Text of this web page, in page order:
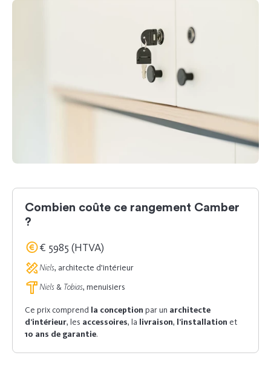
Combien coûte ce rangement Camber
?
€ 5985 (HTVA)
Niels, architecte d'intérieur
Niels & Tobias, menuisiers
Ce prix comprend la conception par un architecte
d’intérieur, les accessoires, la livraison, l’installation et
10 ans de garantie.